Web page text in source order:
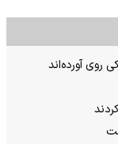
روی آورده‌اند